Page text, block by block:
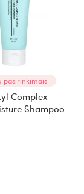
pasirinkimais
Complex
Shampoo
100 ml